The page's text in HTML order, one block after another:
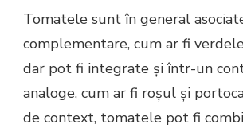
Tomatele sunt în general
complementare, cum ar fi
dar pot fi integrate și într-un
analoge, cum ar fi roșul și
de context, tomatele pot fi